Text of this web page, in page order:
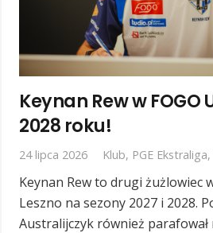
Keynan Rew w FOGO
2028 roku!
24 lipca 2026 Klub, PGE Ekstraliga,
Keynan Rew to drugi żużlowiec
Leszno na sezony 2027 i 2028.
Australijczyk również